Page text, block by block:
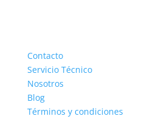
Contacto
Servicio Técnico
Nosotros
Blog
Términos y condiciones